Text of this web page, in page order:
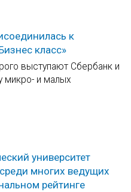
к
класс»
выступают Сбербанк и
микро- и малых
университет
многих ведущих
рейтинге